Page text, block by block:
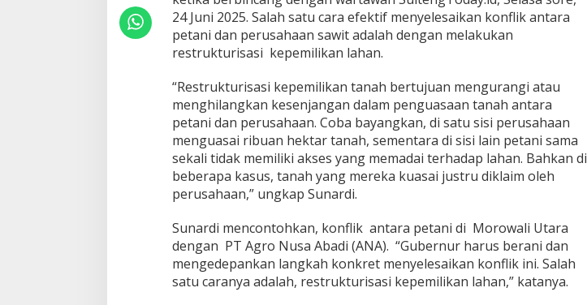
24 Juni 2025. Salah satu cara efektif menyelesaikan konflik antara
petani dan perusahaan sawit adalah dengan melakukan
restrukturisasi kepemilikan lahan.
“Restrukturisasi kepemilikan tanah bertujuan mengurangi atau
menghilangkan kesenjangan dalam penguasaan tanah antara
petani dan perusahaan. Coba bayangkan, di satu sisi perusahaan
menguasai ribuan hektar tanah, sementara di sisi lain petani sama
sekali tidak memiliki akses yang memadai terhadap lahan. Bahkan di
beberapa kasus, tanah yang mereka kuasai justru diklaim oleh
perusahaan,” ungkap Sunardi.
Sunardi mencontohkan, konflik antara petani di Morowali Utara
dengan PT Agro Nusa Abadi (ANA). “Gubernur harus berani dan
mengedepankan langkah konkret menyelesaikan konflik ini. Salah
satu caranya adalah, restrukturisasi kepemilikan lahan,” katanya.